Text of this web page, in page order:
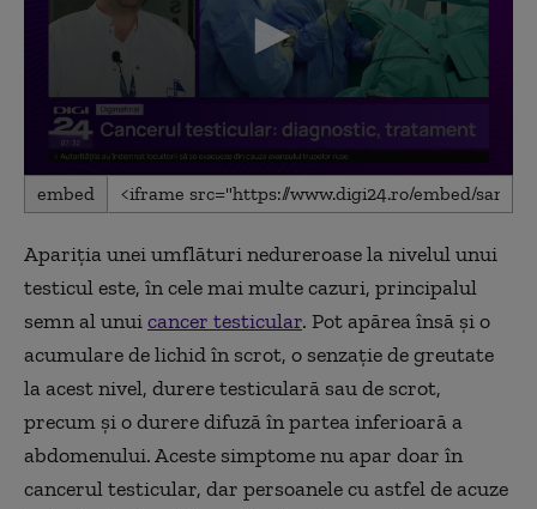
0
seconds
minutes,
16
seconds
embed
Apariția unei umflături nedureroase la nivelul unui
testicul este, în cele mai multe cazuri, principalul
semn al unuicancer testicular. Pot apărea însă și o
acumulare de lichid în scrot, o senzație de greutate
la acest nivel, durere testiculară sau de scrot,
precum și o durere difuză în partea inferioară a
abdomenului. Aceste simptome nu apar doar în
cancerul testicular, dar persoanele cu astfel de acuze